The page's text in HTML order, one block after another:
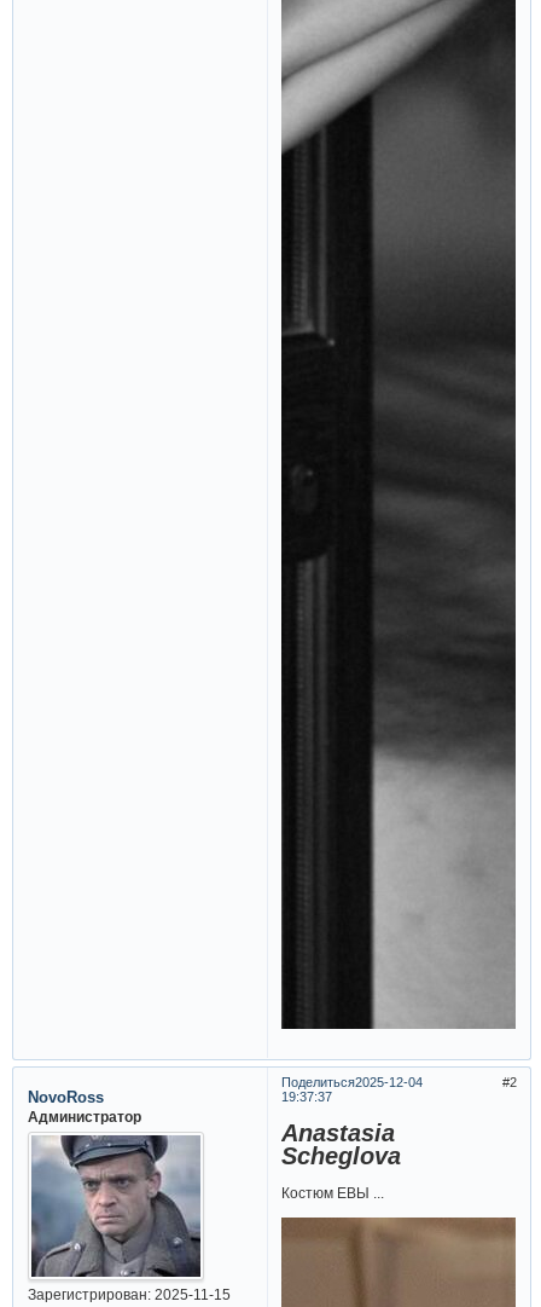
Поделиться 2
2025-12-04
19:37:37
NovoRoss
Администратор
Зарегистрирован: 2025-11-15
Anastasia
Scheglova
Костюм ЕВЫ ...